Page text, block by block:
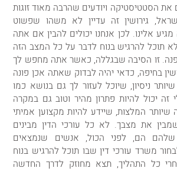
את הסטטיסטיקה ויודעים שהרבה מאוד זוגות
גירושין זה עדיין לא משהו שפשוט
אלינו. לכן אנחנו יכולים להבין אם אתה
תוכל להרגיש בנוח לדבר על כל המצב הזה
זו הסיבה שבגללה, כאשר אתה מחפש לך
בחיפה, כדאי יהיה לבדוק שאתה אכן פונה
ניסיון, שיוכל לעזור לך גם בנושא כמו
זה יכול להיות פתרון מהיר וטוב גם במקרה
המלצות, שיידע להיות מקצוען אמיתי
את מצבך. לא כל עורכי הדין מבינים
שלהם הם, לפני הכול, אנשים שנמצאים
משרד עורכי דין שבו תוכל להרגיש בנוח
כל התהליך, תצא מחוזק לדרך החדשה